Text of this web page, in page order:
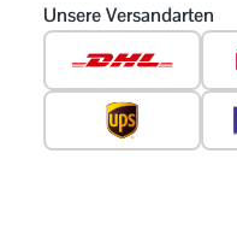
Unsere Versandarten